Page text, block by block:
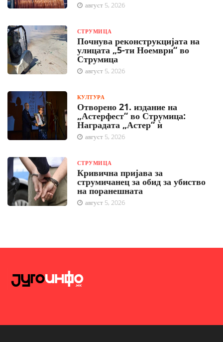
август 5, 2026
СТРУМИЦА
Почнува реконструкцијата на
улицата „5-ти Ноември“ во
Струмица
август 5, 2026
КУЛТУРА
Отворено 21. издание на
„Астерфест“ во Струмица:
Наградата „Астер“ ѝ
август 5, 2026
СТРУМИЦА
Кривична пријава за
струмичанец за обид за убиство
на поранешната
август 5, 2026